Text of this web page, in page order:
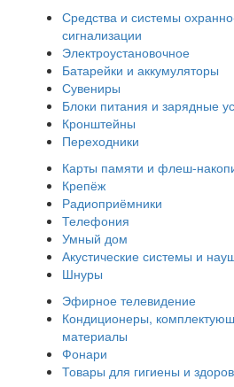
Средства и системы
сигнализации
Электроустановочное
Батарейки и аккумуляторы
Сувениры
Блоки питания и зарядные
Кронштейны
Переходники
Карты памяти и флеш-
Крепёж
Радиоприёмники
Телефония
Умный дом
Акустические системы и
Шнуры
Эфирное телевидение
Кондиционеры,
материалы
Фонари
Товары для гигиены и